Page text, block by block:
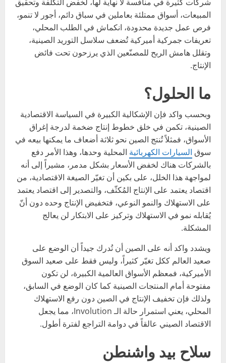
المبيعات، أسواق ممتلئة بعاملين في سباق دائم، أجور لا تنمو،
فرص عمل جديدة محدودة، انكماش في الطلب المحلي،
تعريفات جمركية أميركية تُضعف سلاسل التوريد الصينية،
وتقلل هامش الربح للمصنّعين الذي يرزحون تحت فائض
الإنتاج.
ما الحلول؟
وبحسب واكد فإن الإشكالية الكبيرة في السياسة الاقتصادية
الصينية، تكمن في خلق خطوط إنتاج ضخمة لدرجة إغراق
الأسواق، فمثلاً تُنتج الصين نحو ثلاثة أضعاف ما يمكنها بيعه في
سوق السيارات الكهربائية المحلية وحدها، وهذا الأمر دفع
بالشركات هناك لخفض الأسعار بشكل مدمر، مشيراً إلى أنه
لمواجهة هذا الخلل، على بكين أن تغيّر الصيغة الاقتصادية، من
اقتصاد يعتمد على الإنتاج المُكثّف، والتصدير إلى اقتصاد يعتمد
على الاستهلاك والنمو النوعي، فتخفيض الإنتاج وحده دون أنّ
يُقابله نمو في الاستهلاك وتركيز على الابتكار لن يعالج
المشكلة.
ويشدد واكد أنه على الصين أن تُدرك جيداً أن الوضع على
صعيد العالم ككل تغيّر كثيراً، وليس فقط على صعيد السوق
الأميركية، فمعظم الأسواق العالمية الكبيرة، لن تكون
مفتوحة أمام المنتجات الصينية كما كان الوضع في السابق،
ولذلك فإن تخفيف الإنتاج في الصين دون رفع الاستهلاك
المحلي، يعني استمرار حالة الـ Involution، مما يجعل
الاقتصاد الصيني عالقاً في دوامة التراجع لفترة أطول.
سلاح بيد واشنطن